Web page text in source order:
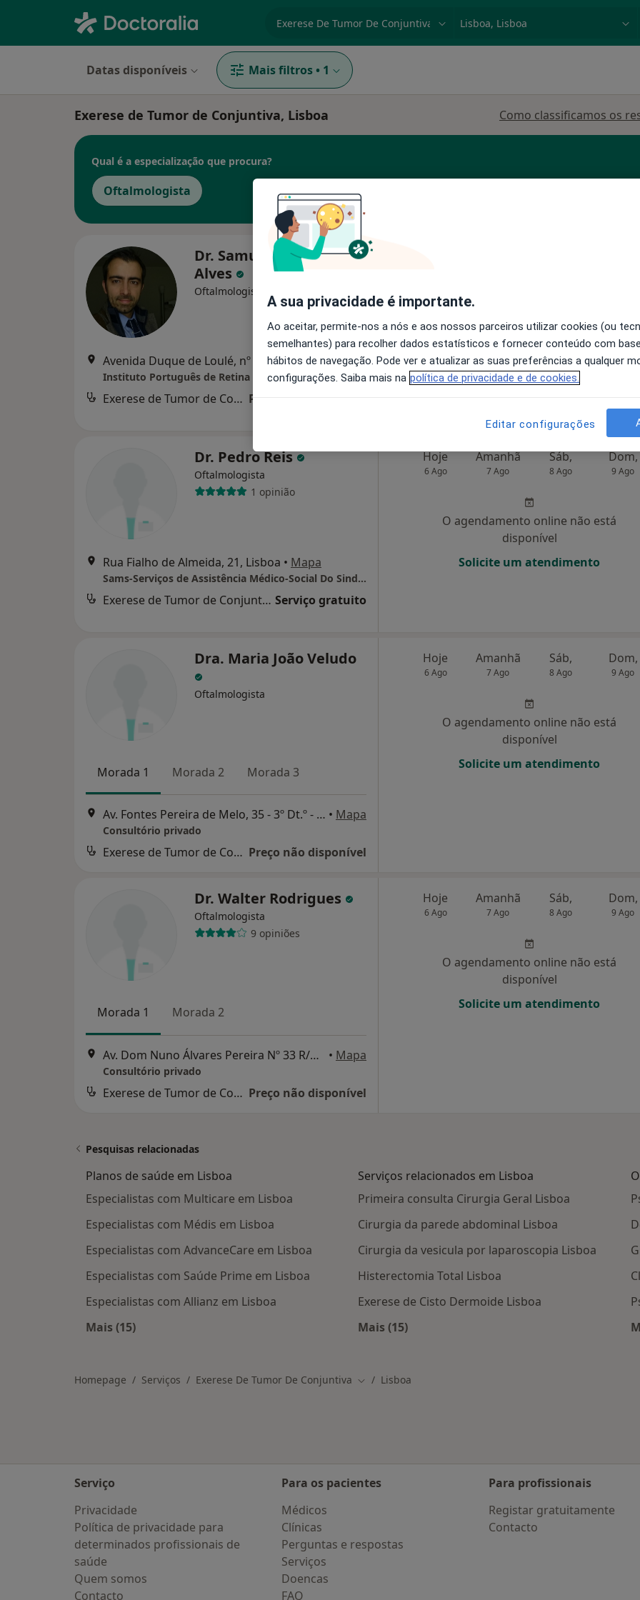
Datas disponíveis Mais filtros • 1
Exerese de Tumor de Conjuntiva, Lisboa Como classificamos os
Qual é a especialização que procura?
Oftalmologista
Dr. Samuel Baptista
Alves
Oftalmologista
Avenida Duque de Loulé, nº 5, 2° C, Lisboa •Mapa
Instituto Português de Retina
Exerese de Tumor de Conjuntiva Preço não disponível
O agendamento online não está
disponível
Solicite um atendimento
Dr. Pedro Reis
Oftalmologista
1 opinião
Rua Fialho de Almeida, 21, Lisboa • Mapa
Sams-Serviços de Assistência Médico-Social Do Sindicato Dos Bancários Do Sul E Ilhas
Exerese de Tumor de Conjuntiva Serviço gratuito
Hoje
6 Ago
Amanhã
7 Ago
Sáb,
8 Ago
Dom,
9 Ago
O agendamento online não está
disponível
Solicite um atendimento
Dra. Maria João Veludo
Oftalmologista
Morada 1 Morada 2 Morada 3
Av. Fontes Pereira de Melo, 35 - 3º Dt.º - Edf. Imaviz, Lisboa • Mapa
Consultório privado
Exerese de Tumor de Conjuntiva Preço não disponível
Hoje
6 Ago
Amanhã
7 Ago
Sáb,
8 Ago
Dom,
9 Ago
O agendamento online não está
disponível
Solicite um atendimento
Dr. Walter Rodrigues
Oftalmologista
9 opiniões
Morada 1 Morada 2
Av. Dom Nuno Álvares Pereira Nº 33 R/C Esquerdo 2800-179 Almada, Almada • Mapa
Consultório privado
Exerese de Tumor de Conjuntiva Preço não disponível
Hoje
6 Ago
Amanhã
7 Ago
Sáb,
8 Ago
Dom,
9 Ago
O agendamento online não está
disponível
Solicite um atendimento
Pesquisas relacionadas
Planos de saúde em Lisboa
Especialistas com Multicare em Lisboa
Especialistas com Médis em Lisboa
Especialistas com AdvanceCare em Lisboa
Especialistas com Saúde Prime em Lisboa
Especialistas com Allianz em Lisboa
Mais (15)
Serviços relacionados em Lisboa
Primeira consulta Cirurgia Geral Lisboa
Cirurgia da parede abdominal Lisboa
Cirurgia da vesicula por laparoscopia Lisboa
Histerectomia Total Lisboa
Exerese de Cisto Dermoide Lisboa
Mais (15)
Homepage Serviços Exerese De Tumor De Conjuntiva Mudar de cidade
Lisboa
Serviço
Privacidade
Política de privacidade para
determinados profissionais de
saúde
Quem somos
Contacto
Para os pacientes
Médicos
Clínicas
Perguntas e respostas
Serviços
Doencas
FAQ
Para profissionais
Registar gratuitamente
Contacto
A sua privacidade é importante.
Ao aceitar, permite-nos a nós e aos nossos parceiros utilizar cookies (ou
semelhantes) para recolher dados estatísticos e fornecer conteúdo com
hábitos de navegação. Pode ver e atualizar as suas preferências a qualquer
configurações. Saiba mais na política de privacidade e de cookies.
Editar configurações